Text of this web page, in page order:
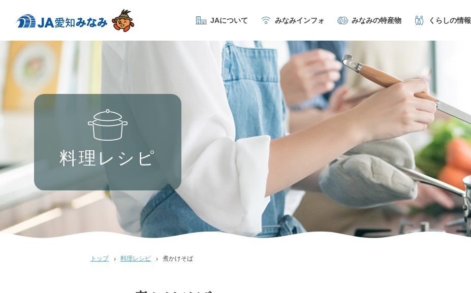
JAについて みなみインフォ みなみの特産物 くらしの情報
料理レシピ
トップ 料理レシピ 煮かけそば